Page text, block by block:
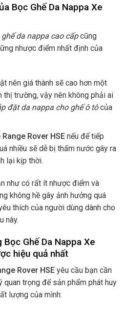
Bọc Ghế Da Nappa Xe
ghế da nappa cao cấpcũng
nhược điểm nhất định của
nên giá thành sẽ cao hơn một
thị trường, vậy nên không phải ai
đặt da nappa cho ghế ô tôcủa
Rover HSE nếu để tiếp
nhiều sẽ dễ bị thấm nước gây ra
lại kịp thời.
như có rất ít nhược điểm và
không hề gây ảnh hưởng quá
thích của người dùng dành cho
này.
Ghế Da Nappa Xe
hiệu quả nhất
Rover HSE yêu cầu bạn cần
quan trọng để sản phẩm phát huy
lượng của mình: